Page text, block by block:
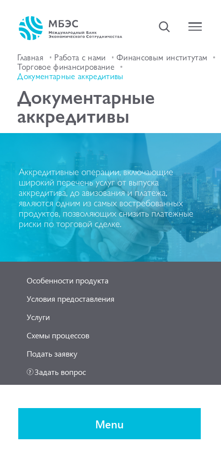
Главная Работа с нами Финансовым институтам
Торговое финансирование
Документарные аккредитивы
Документарные
аккредитивы
Аккредитивные операции, включающие
широкий перечень услуг от выпуска
аккредитива, до авизования и платежа,
являются одним из самых востребованных
продуктов, позволяющих снизить платежные
риски по торговой сделке.
Особенности продукта
Условия предоставления
Услуги
Схемы процессов
Подать заявку
Задать вопрос
Menu